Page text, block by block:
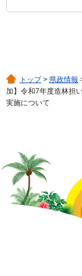
トップ> 県政情報
加】令和7年度造林担
実施について